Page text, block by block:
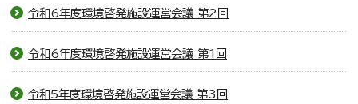
令和6年度環境啓発施設運営会議 第2回
令和6年度環境啓発施設運営会議 第1回
令和5年度環境啓発施設運営会議 第3回